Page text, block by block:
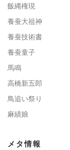
飯縄権現
養蚕大祖神
養蚕技術書
養蚕童子
馬鳴
高橋新五郎
鳥追い祭り
麻績娘
メタ情報